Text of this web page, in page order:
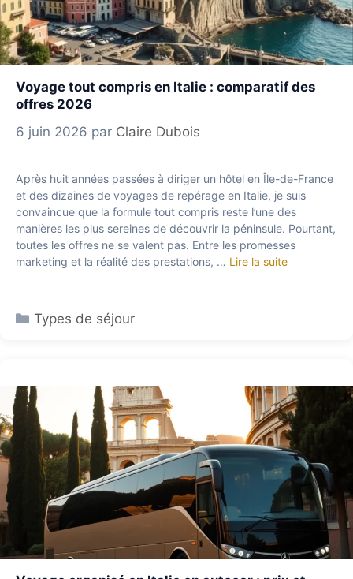
Voyage tout compris en Italie : comparatif des
offres 2026
6 juin 2026 par Claire Dubois
Après huit années passées à diriger un hôtel en Île-de-France
et des dizaines de voyages de repérage en Italie, je suis
convaincue que la formule tout compris reste l’une des
manières les plus sereines de découvrir la péninsule. Pourtant,
toutes les offres ne se valent pas. Entre les promesses
marketing et la réalité des prestations, … Lire la suite
Catégories
Types de séjour